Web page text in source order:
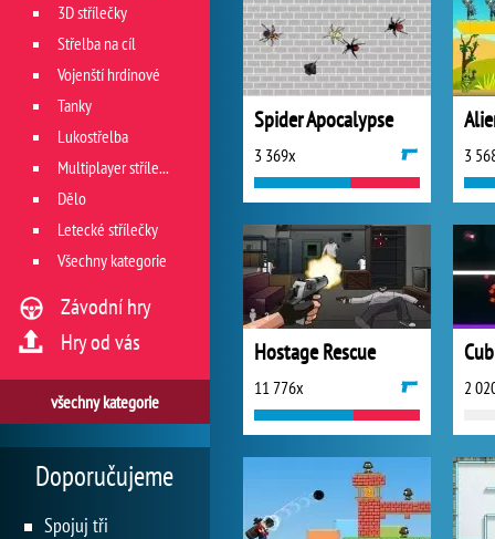
Spider Apocalypse
3 369x 3
Hostage Rescue
11 776x 2
3D střílečky
Střelba na cíl
Vojenští hrdinové
Tanky
Lukostřelba
Multiplayer střílečky
Dělo
Letecké střílečky
Všechny kategorie
Závodní hry
Hry od vás
všechny kategorie
Doporučujeme
Spojuj tři